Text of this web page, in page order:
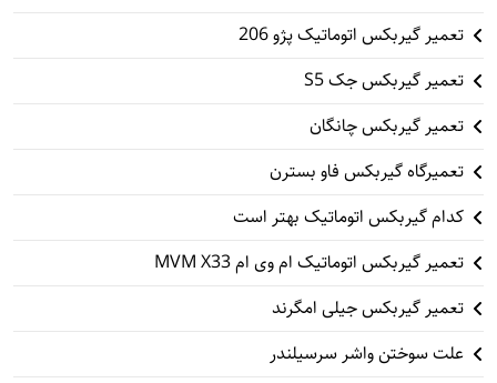
تعمیر گیربکس اتوماتیک پژو 206
تعمیر گیربکس جک S5
تعمیر گیربکس چانگان
تعمیرگاه گیربکس فاو بسترن
کدام گیربکس اتوماتیک بهتر است
تعمیر گیربکس اتوماتیک ام وی ام MVM X33
تعمیر گیربکس جیلی امگرند
علت سوختن واشر سرسیلندر